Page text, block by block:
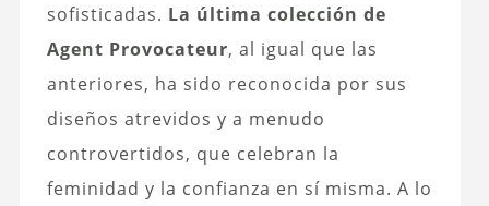
sofisticadas. La última colección de
Agent Provocateur, al igual que las
anteriores, ha sido reconocida por sus
diseños atrevidos y a menudo
controvertidos, que celebran la
feminidad y la confianza en sí misma. A lo